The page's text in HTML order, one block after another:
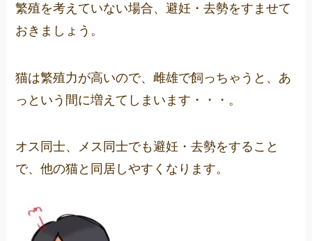
繁殖を考えていない場合、避妊・去勢をすませて
おきましょう。
猫は繁殖力が高いので、雌雄で飼っちゃうと、あ
っという間に増えてしまいます・・・。
オス同士、メス同士でも避妊・去勢をすること
で、他の猫と同居しやすくなります。